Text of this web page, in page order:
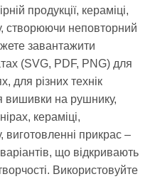
продукції, кераміці,
створюючи неповторний
завантажити
(SVG, PDF, PNG) для
для різних технік
вишивки на рушнику,
кераміці,
виготовленні прикрас –
що відкривають
Використовуйте